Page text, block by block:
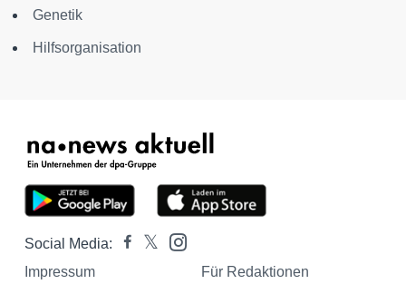
Genetik
Hilfsorganisation
Social Media:
Impressum
Für Redaktionen